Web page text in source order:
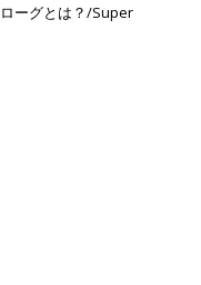
ーグとは？/Super